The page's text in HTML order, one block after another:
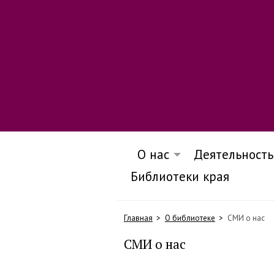
О нас Деятельность
Библиотеки края
Главная О библиотеке СМИ о нас
СМИ о нас